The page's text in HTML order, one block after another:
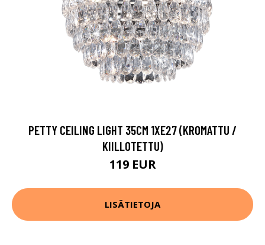
PETTY CEILING LIGHT 35CM 1XE27 (KROMATTU /
KIILLOTETTU)
119 EUR
LISÄTIETOJA